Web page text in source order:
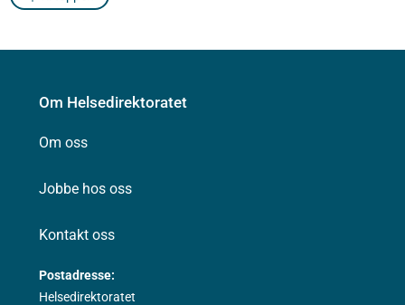
Om Helsedirektoratet
Om oss
Jobbe hos oss
Kontakt oss
Postadresse:
Helsedirektoratet